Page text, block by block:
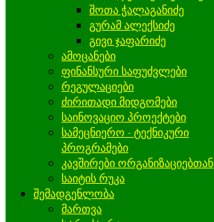
შოთა ჭალაგანიძე
გურამ ალექსიძე
გივი ჯაფარიძე
ამოცანები
ფინანსური საფუძვლები
რეგულაციები
ძირითადი მიდგომები
საინოვაციო პროექტები
სამეცნიერო - ტექნიკური
პროგრამები
კავშირები ორგანიზაციებთან
საიტის რუკა
შემადგენლობა
მართვა